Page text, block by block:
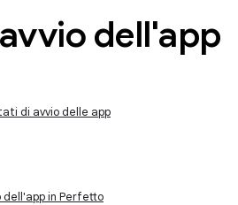
dell'app
di avvio delle app
in Perfetto